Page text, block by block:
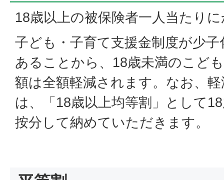
18歳以上の被保険者一人当たり
子ども・子育て支援金制度が少
あることから、18歳未満のこど
額は全額軽減されます。なお、
は、「18歳以上均等割」として
按分して納めていただきます。